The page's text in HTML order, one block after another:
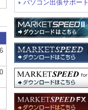
パソコン出張サポート